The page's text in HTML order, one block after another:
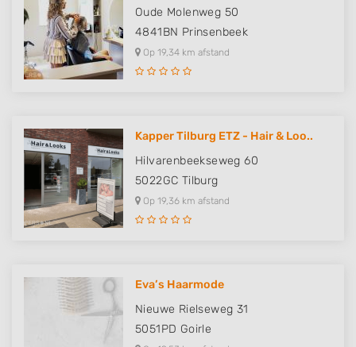
Oude Molenweg 50
4841BN Prinsenbeek
Op 19,34 km afstand
Kapper Tilburg ETZ - Hair & Loo..
Hilvarenbeekseweg 60
5022GC Tilburg
Op 19,36 km afstand
Eva’s Haarmode
Nieuwe Rielseweg 31
5051PD Goirle